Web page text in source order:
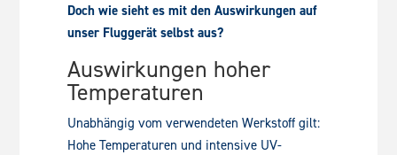
Doch wie sieht es mit den Auswirkungen auf
unser Fluggerät selbst aus?
Auswirkungen hoher
Temperaturen
Unabhängig vom verwendeten Werkstoff gilt:
Hohe Temperaturen und intensive UV-